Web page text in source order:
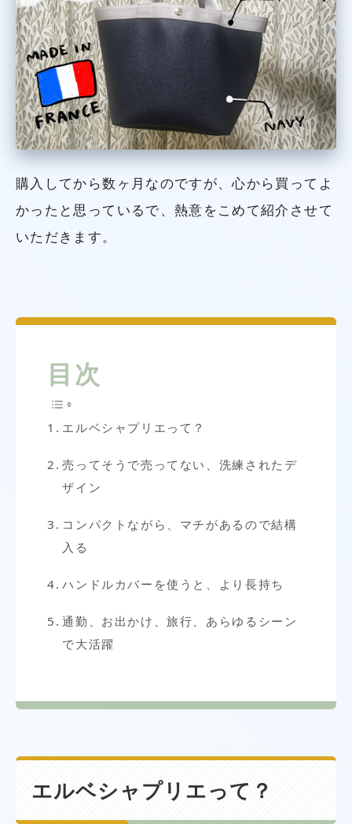
購入してから数ヶ月なのですが、心から買ってよ
かったと思っているで、熱意をこめて紹介させて
いただきます。
目次
エルベシャプリエって？
売ってそうで売ってない、洗練されたデ
ザイン
コンパクトながら、マチがあるので結構
入る
ハンドルカバーを使うと、より長持ち
通勤、お出かけ、旅行、あらゆるシーン
で大活躍
エルベシャプリエって？